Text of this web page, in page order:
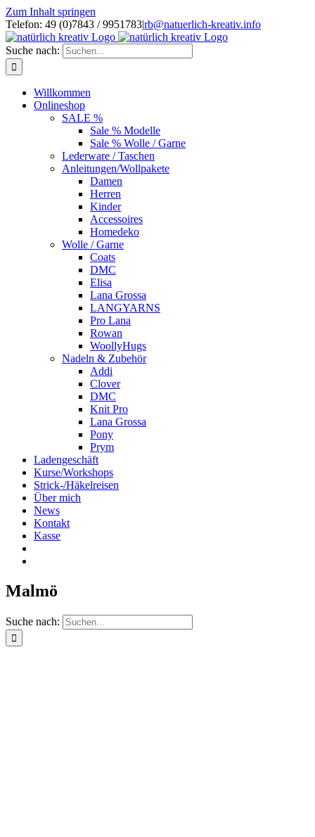
Zum Inhalt springen
Telefon: 49 (0)7843 / 9951783|rb@natuerlich-kreativ.info
Suche nach:
Willkommen
Onlineshop
SALE %
Sale % Modelle
Sale % Wolle / Garne
Lederware / Taschen
Anleitungen/Wollpakete
Damen
Herren
Kinder
Accessoires
Homedeko
Wolle / Garne
Coats
DMC
Elisa
Lana Grossa
LANGYARNS
Pro Lana
Rowan
WoollyHugs
Nadeln & Zubehör
Addi
Clover
DMC
Knit Pro
Lana Grossa
Pony
Prym
Ladengeschäft
Kurse/Workshops
Strick-/Häkelreisen
Über mich
News
Kontakt
Kasse
Malmö
Suche nach: